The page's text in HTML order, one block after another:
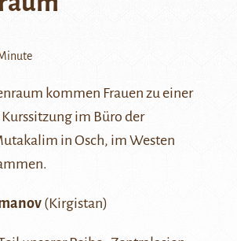
kommen Frauen zu einer
im Büro der
in Osch, im Westen
(Kirgistan)